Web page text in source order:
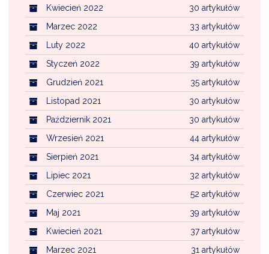
30 artykułów
Kwiecień 2022
33 artykułów
Marzec 2022
40 artykułów
Luty 2022
39 artykułów
Styczeń 2022
35 artykułów
Grudzień 2021
30 artykułów
Listopad 2021
30 artykułów
Październik 2021
44 artykułów
Wrzesień 2021
34 artykułów
Sierpień 2021
32 artykułów
Lipiec 2021
52 artykułów
Czerwiec 2021
39 artykułów
Maj 2021
37 artykułów
Kwiecień 2021
31 artykułów
Marzec 2021